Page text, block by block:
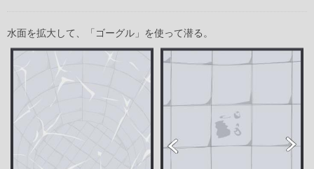
水面を拡大して、「ゴーグル」を使って潜る。